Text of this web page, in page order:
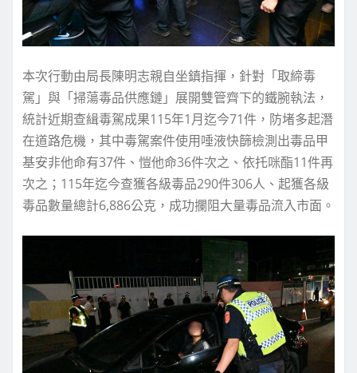
本次行動由局長陳明志親自坐鎮指揮，針對「取締毒
駕」與「掃蕩毒品供應鏈」展開雙管齊下的鐵腕執法，
統計近期查緝毒駕成果115年1月迄今71件，防堵多起潛
在道路危機，其中毒駕案件使用唾液快篩檢測出毒品甲
基安非他命有37件、愷他命36件次之、依托咪酯11件再
次之；115年迄今查獲各級毒品290件306人、起獲各級
毒品數量總計6,886公克，成功攔阻大量毒品流入市面。